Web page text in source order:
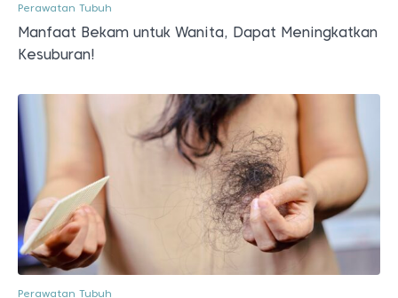
Perawatan Tubuh
Manfaat Bekam untuk Wanita, Dapat Meningkatkan
Kesuburan!
Perawatan Tubuh